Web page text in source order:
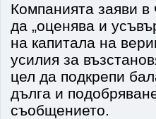
Компанията заяви в
да „оценява и
на капитала на
усилия за
цел да подкрепи
дълга и
съобщението.